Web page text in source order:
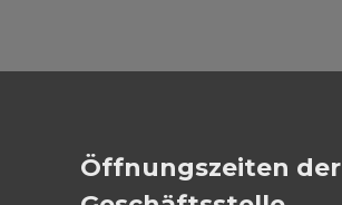
Öffnungszeiten der